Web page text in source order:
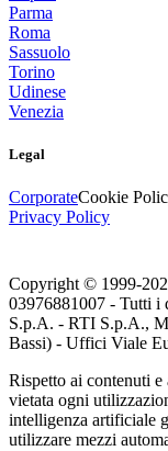
Parma
Roma
Sassuolo
Torino
Udinese
Venezia
Legal
CorporateCookie
Privacy Policy
Copyright © 1999-
03976881007 - Tutti i
S.p.A. - RTI S.p.A.,
Bassi) - Uffici Viale
Rispetto ai contenuti
vietata ogni
intelligenza artificiale
utilizzare mezzi